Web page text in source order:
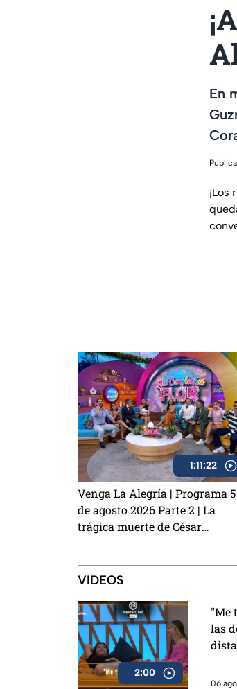
En
¡Los
1:11:22
Venga La Alegría | Programa 5
de agosto 2026 Parte 2 | La
trágica muerte de César
de La Granja VIP 2
VIDEOS
2:00
"Me
las
06